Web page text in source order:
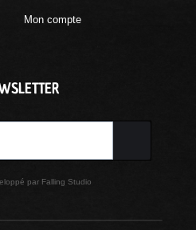
Mon compte
par Falling Studio